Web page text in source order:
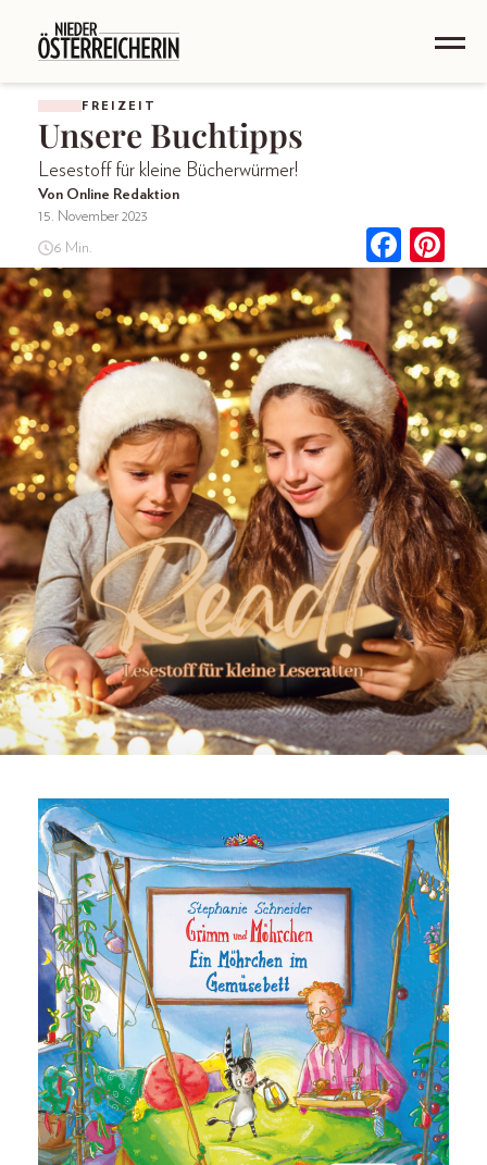
FREIZEIT
Unsere Buchtipps
Lesestoff für kleine Bücherwürmer!
Von Online Redaktion
15. November 2023
6 Min.